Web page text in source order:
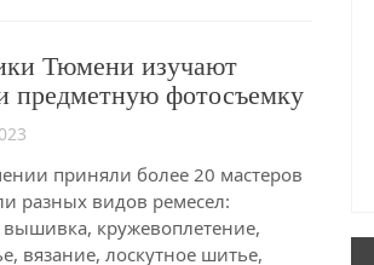
Тюмени изучают
предметную фотосъемку
приняли более 20 мастеров
разных видов ремесел:
кружевоплетение,
вязание, лоскутное шитье,